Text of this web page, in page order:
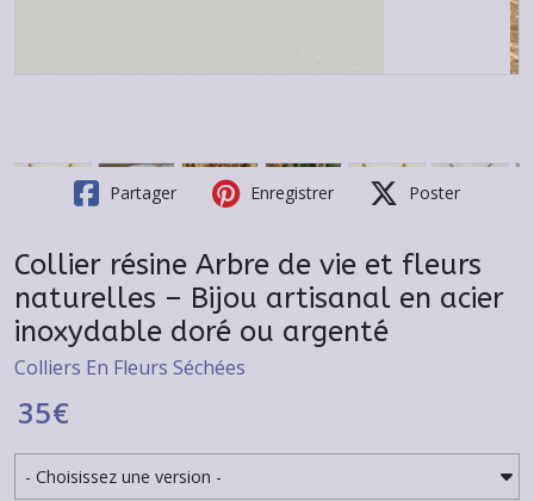
Partager Enregistrer Poster
Collier résine Arbre de vie et fleurs
naturelles – Bijou artisanal en acier
inoxydable doré ou argenté
Colliers En Fleurs Séchées
35€